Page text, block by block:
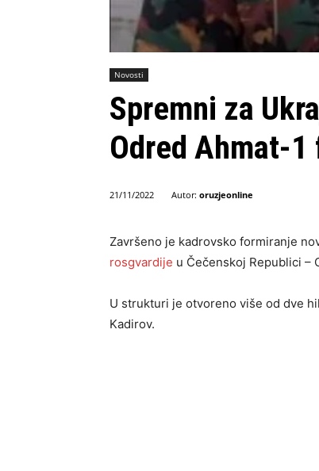
Novosti
Spremni za
Odred Ahmat-
21/11/2022 Autor: oruzjeonline
Završeno je kadrovsko formiranje
rosgvardije u Čečenskoj Republici –
U strukturi je otvoreno više od dve
Kadirov.